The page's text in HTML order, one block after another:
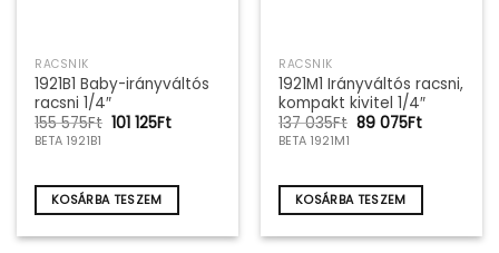
RACSNIK
1921B1 Baby-irányváltós
racsni 1/4″
155 575Ft Original
575Ft.
101 125FtCurrent
125Ft.
BETA 1921B1
KOSÁRBA TESZEM
RACSNIK
1921M1 Irányváltós racsni,
kompakt kivitel 1/4″
137 035Ft Original
035Ft.
89 075FtCurrent
075Ft.
BETA 1921M1
KOSÁRBA TESZEM